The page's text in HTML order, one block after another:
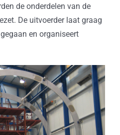
de onderdelen van de
De uitvoerder laat graag
en organiseert